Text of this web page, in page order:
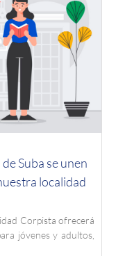
Suba se unen
localidad
Corpista ofrecerá
jóvenes y adultos,